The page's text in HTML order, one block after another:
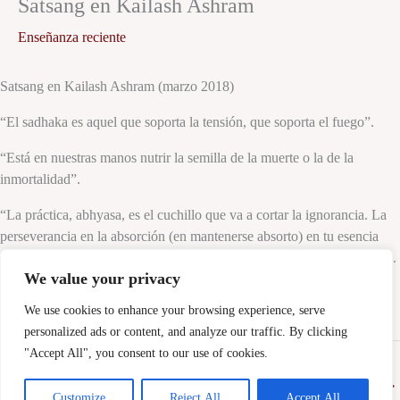
We value your privacy
We use cookies to enhance your browsing experience, serve
personalized ads or content, and analyze our traffic. By clicking
"Accept All", you consent to our use of cookies.
Satsang en Kailash Ashram
Enseñanza reciente
Satsang en Kailash Ashram (marzo 2018)
“El sadhaka es aquel que soporta la tensión, que soporta el fuego”.
“Está en nuestras manos nutrir la semilla de la muerte o la de la
inmortalidad”.
“La práctica, abhyasa, es el cuchillo que va a cortar la ignorancia. La
perseverancia en la absorción (en mantenerse absorto) en tu esencia
luminosa y libre, quemará todos tus samskaras (impresiones pasadas)”.
Satsang en Kailash Ashram (marzo 2018)
Entrada anterior Entrada següent →